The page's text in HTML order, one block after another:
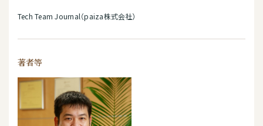
Tech Team Journal（paiza株式会社）
著者等